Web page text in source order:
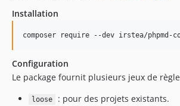
Installation
Configuration
Le package fournit plusieurs jeux de
loose : pour des projets existants.